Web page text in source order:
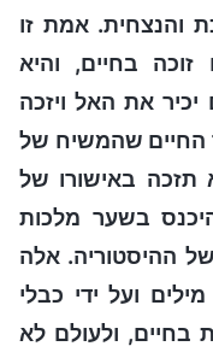
והנצחית. אמת זו
בחיים, והיא
את האל ויזכה
החיים שהמשיח של
תזכה באישורו של
בשער מלכות
ההיסטוריה. אלה
ועל ידי כבלי
בחיים, ולעולם לא